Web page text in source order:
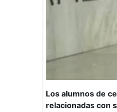
Los alumnos de
relacionadas con